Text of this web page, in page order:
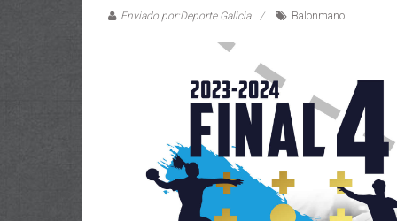
Enviado por:Deporte Galicia Balonmano